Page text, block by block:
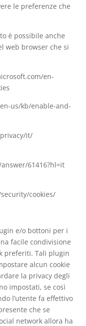
le preferenze che
è possibile anche
web browser che si
en-
us/kb/enable-and-
it/
61416?hl=it
cookies/
e/o bottoni per i
facile condivisione
preferiti. Tali plugin
alcun cookie
la privacy degli
impostati, se così
l’utente fa effettivo
che se
network allora ha